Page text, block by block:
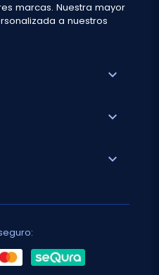
marcas. Nuestra mayor
a nuestros
expand_more
expand_more
expand_more